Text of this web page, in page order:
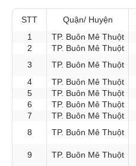
STT Quận/ Huyện
1
TP. Buôn Mê Thuột
2
TP. Buôn Mê Thuột
3
TP. Buôn Mê Thuột
4
TP. Buôn Mê Thuột
5
TP. Buôn Mê Thuột
6
TP. Buôn Mê Thuột
7
TP. Buôn Mê Thuột
8
TP. Buôn Mê Thuột
9 TP. Buôn Mê Thuột